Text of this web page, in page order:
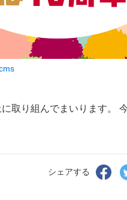
取り組んでまいります。
シェアする